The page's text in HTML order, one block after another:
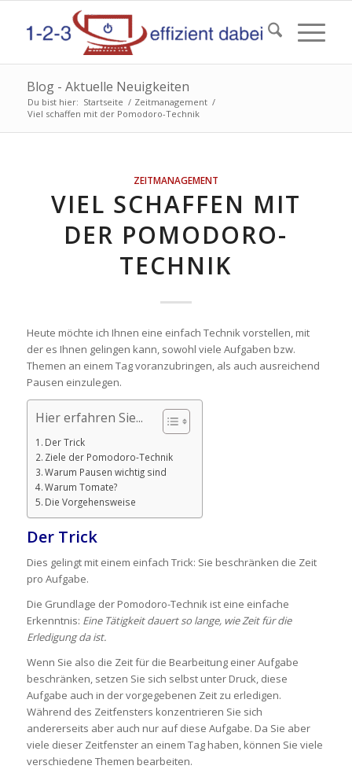
Blog - Aktuelle Neuigkeiten
Du bist hier: Startseite / Zeitmanagement /
Viel schaffen mit der Pomodoro-Technik
ZEITMANAGEMENT
VIEL SCHAFFEN MIT
DER POMODORO-
TECHNIK
Heute möchte ich Ihnen eine einfach Technik vorstellen, mit
der es Ihnen gelingen kann, sowohl viele Aufgaben bzw.
Themen an einem Tag voranzubringen, als auch ausreichend
Pausen einzulegen.
Hier erfahren Sie...
Der Trick
Ziele der Pomodoro-Technik
Warum Pausen wichtig sind
Warum Tomate?
Die Vorgehensweise
Der Trick
Dies gelingt mit einem einfach Trick: Sie beschränken die Zeit
pro Aufgabe.
Die Grundlage der Pomodoro-Technik ist eine einfache
Erkenntnis: Eine Tätigkeit dauert so lange, wie Zeit für die
Erledigung da ist.
Wenn Sie also die Zeit für die Bearbeitung einer Aufgabe
beschränken, setzen Sie sich selbst unter Druck, diese
Aufgabe auch in der vorgegebenen Zeit zu erledigen.
Während des Zeitfensters konzentrieren Sie sich
andererseits aber auch nur auf diese Aufgabe. Da Sie aber
viele dieser Zeitfenster an einem Tag haben, können Sie viele
verschiedene Themen bearbeiten.